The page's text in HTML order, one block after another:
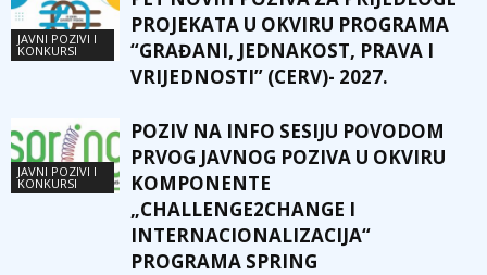
JAVNI POZIVI I
KONKURSI
PROJEKATA U OKVIRU PROGRAMA
“GRAĐANI, JEDNAKOST, PRAVA I
VRIJEDNOSTI” (CERV)- 2027.
JAVNI POZIVI I
KONKURSI
POZIV NA INFO SESIJU POVODOM
PRVOG JAVNOG POZIVA U OKVIRU
KOMPONENTE
„CHALLENGE2CHANGE I
INTERNACIONALIZACIJA“
PROGRAMA SPRING